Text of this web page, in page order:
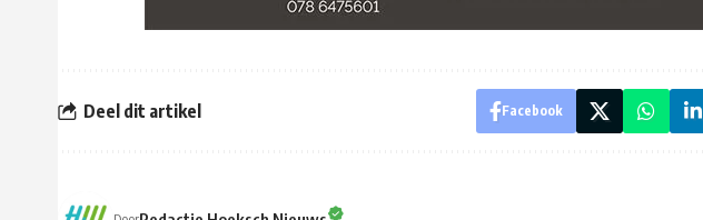
Deel dit artikel Facebook